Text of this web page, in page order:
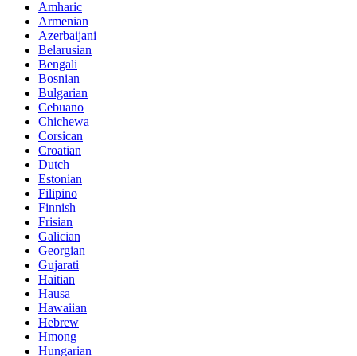
Amharic
Armenian
Azerbaijani
Belarusian
Bengali
Bosnian
Bulgarian
Cebuano
Chichewa
Corsican
Croatian
Dutch
Estonian
Filipino
Finnish
Frisian
Galician
Georgian
Gujarati
Haitian
Hausa
Hawaiian
Hebrew
Hmong
Hungarian